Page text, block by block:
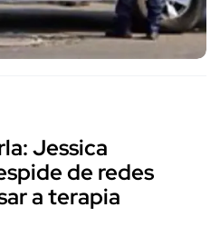
Jessica
de redes
a terapia